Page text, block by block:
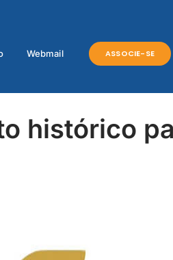
Webmail ASSOCIE-SE
histórico